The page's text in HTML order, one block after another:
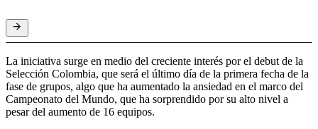
La iniciativa surge en medio del creciente interés por el debut de la
Selección Colombia, que será el último día de la primera fecha de la
fase de grupos, algo que ha aumentado la ansiedad en el marco del
Campeonato del Mundo, que ha sorprendido por su alto nivel a
pesar del aumento de 16 equipos.